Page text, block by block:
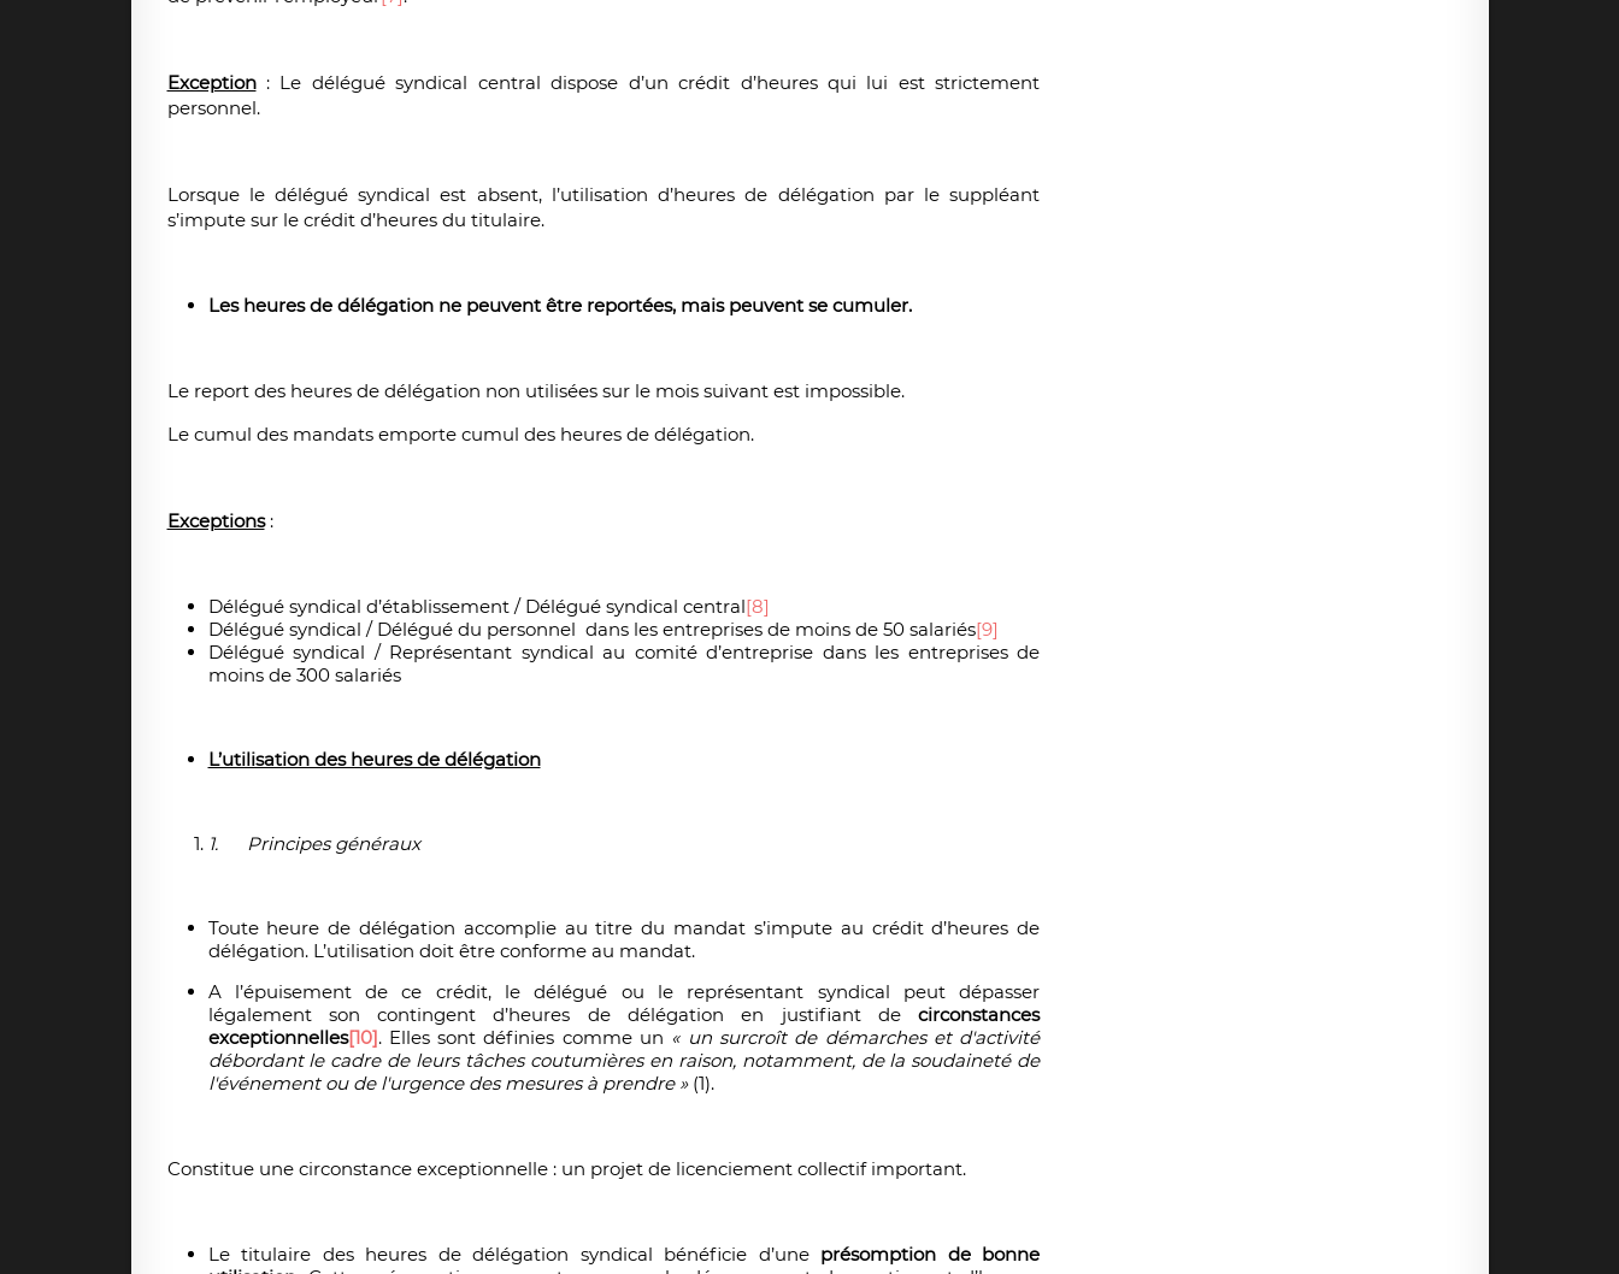
Exception: Le délégué syndical central dispose d’un crédit d’heures qui lui est strictement
personnel.
Lorsque le délégué syndical est absent, l’utilisation d’heures de délégation par le suppléant
s’impute sur le crédit d’heures du titulaire.
Les heures de délégation ne peuvent être reportées, mais peuvent se cumuler.
Le report des heures de délégation non utilisées sur le mois suivant est impossible.
Le cumul des mandats emporte cumul des heures de délégation.
Exceptions:
Délégué syndical d’établissement / Délégué syndical central[8]
Délégué syndical / Délégué du personnel dans les entreprises de moins de 50 salariés[9]
Délégué syndical / Représentant syndical au comité d’entreprise dans les entreprises de
moins de 300 salariés
L’utilisation des heures de délégation
1. Principes généraux
Toute heure de délégation accomplie au titre du mandat s’impute au crédit d’heures de
délégation. L’utilisation doit être conforme au mandat.
A l’épuisement de ce crédit, le délégué ou le représentant syndical peut dépasser
légalement son contingent d’heures de délégation en justifiant decirconstances
exceptionnelles[10]. Elles sont définies comme un « un surcroît de démarches et d'activité
débordant le cadre de leurs tâches coutumières en raison, notamment, de la soudaineté de
l'événement ou de l'urgence des mesures à prendre » (1).
Constitue une circonstance exceptionnelle : un projet de licenciement collectif important.
Le titulaire des heures de délégation syndical bénéficie d’une présomption de bonne